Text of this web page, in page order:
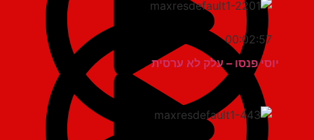
00:02:57
יוסי פנסו – עלק לא ערסית